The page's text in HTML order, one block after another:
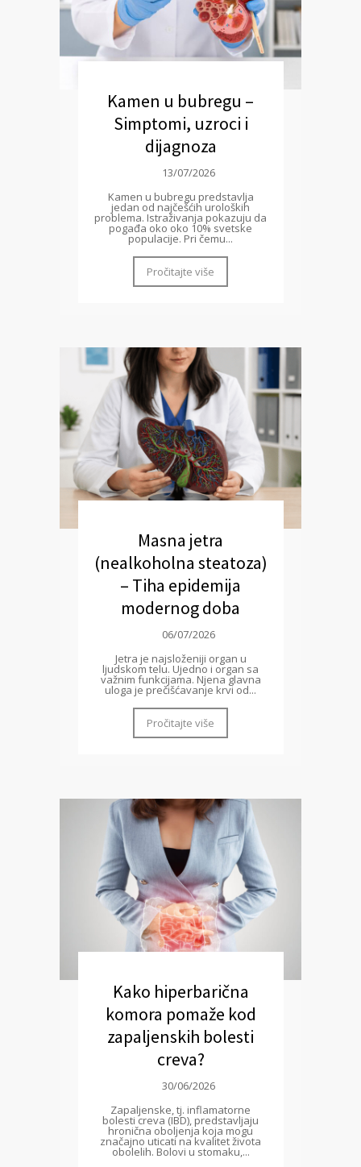
Kamen u bubregu –
Simptomi, uzroci i
dijagnoza
13/07/2026
Kamen u bubregu predstavlja
jedan od najčešćih uroloških
problema. Istraživanja pokazuju da
pogađa oko oko 10% svetske
populacije. Pri čemu...
Pročitajte više
Masna jetra
(nealkoholna steatoza)
– Tiha epidemija
modernog doba
06/07/2026
Jetra je najsloženiji organ u
ljudskom telu. Ujedno i organ sa
važnim funkcijama. Njena glavna
uloga je prečišćavanje krvi od...
Pročitajte više
Kako hiperbarična
komora pomaže kod
zapaljenskih bolesti
creva?
30/06/2026
Zapaljenske, tj. inflamatorne
bolesti creva (IBD), predstavljaju
hronična oboljenja koja mogu
značajno uticati na kvalitet života
obolelih. Bolovi u stomaku,...